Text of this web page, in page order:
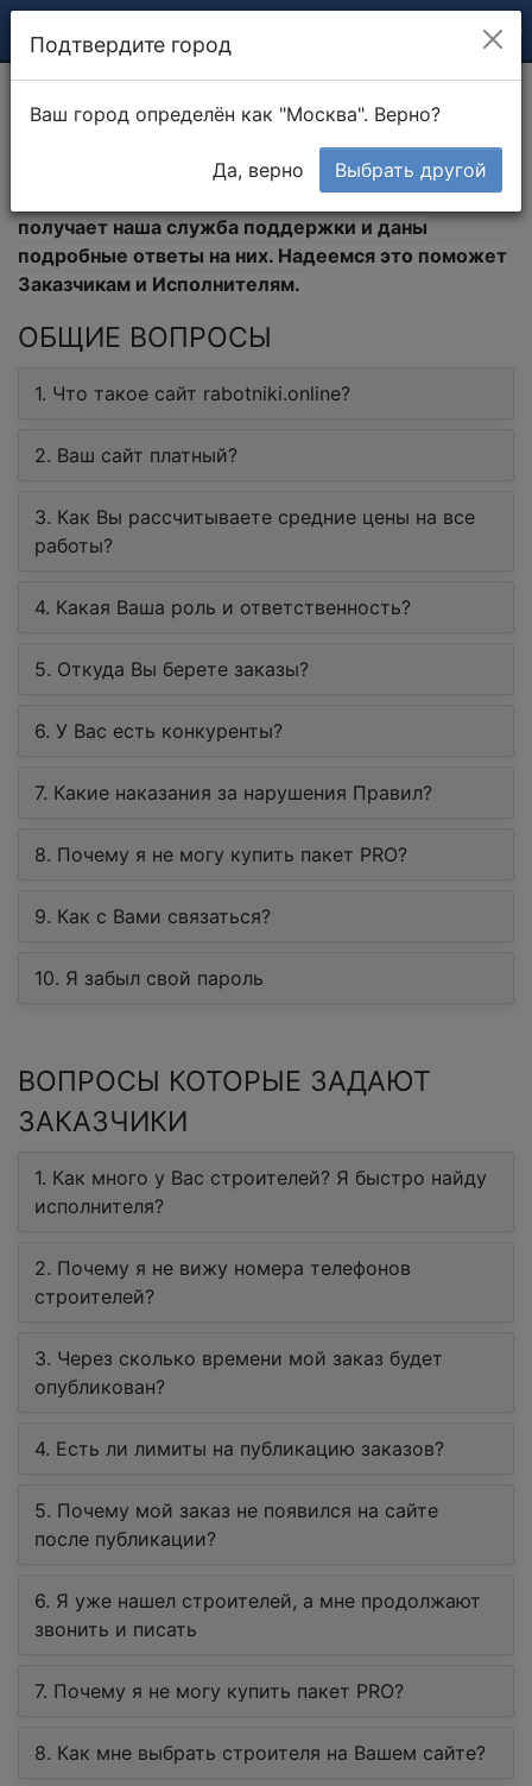
Информационный центр
В этом разделе собраны все вопросы, которые
получает наша служба поддержки и даны
подробные ответы на них. Надеемся это поможет
Заказчикам и Исполнителям.
ОБЩИЕ ВОПРОСЫ
1. Что такое сайт rabotniki.online?
2. Ваш сайт платный?
3. Как Вы рассчитываете средние цены на все
работы?
4. Какая Ваша роль и ответственность?
5. Откуда Вы берете заказы?
6. У Вас есть конкуренты?
7. Какие наказания за нарушения Правил?
8. Почему я не могу купить пакет PRO?
9. Как с Вами связаться?
10. Я забыл свой пароль
ВОПРОСЫ КОТОРЫЕ ЗАДАЮТ
ЗАКАЗЧИКИ
1. Как много у Вас строителей? Я быстро найду
исполнителя?
2. Почему я не вижу номера телефонов
строителей?
3. Через сколько времени мой заказ будет
опубликован?
4. Есть ли лимиты на публикацию заказов?
5. Почему мой заказ не появился на сайте
после публикации?
6. Я уже нашел строителей, а мне продолжают
звонить и писать
7. Почему я не могу купить пакет PRO?
8. Как мне выбрать строителя на Вашем сайте?
Подтвердите город
Ваш город определён как "Москва". Верно?
Да, верно Выбрать другой